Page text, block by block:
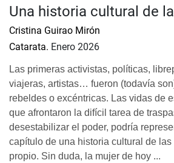
Una historia cultural de
Cristina Guirao Mirón
Catarata. Enero 2026
Las primeras activistas, políticas,
viajeras, artistas… fueron (todavía
rebeldes o excéntricas. Las vidas de
que afrontaron la difícil tarea de
desestabilizar el poder, podría
capítulo de una historia cultural de
propio. Sin duda, la mujer de hoy ...